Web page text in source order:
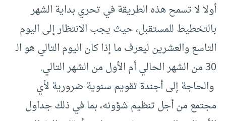
أولا لا تسمح هذه الطريقة في تحري بداية الشهر
بالتخطيط للمستقبل، حيث يجب الانتظار إلى اليوم
التاسع والعشرين ليعرف ما إذا كان اليوم التالي هو الـ
30 من الشهر الحالي أم الأول من الشهر التالي.
والحاجة إلى أجندة تقويم سنوية ضرورية لأي
مجتمع من أجل تنظيم شؤونه، بما في ذلك جداول